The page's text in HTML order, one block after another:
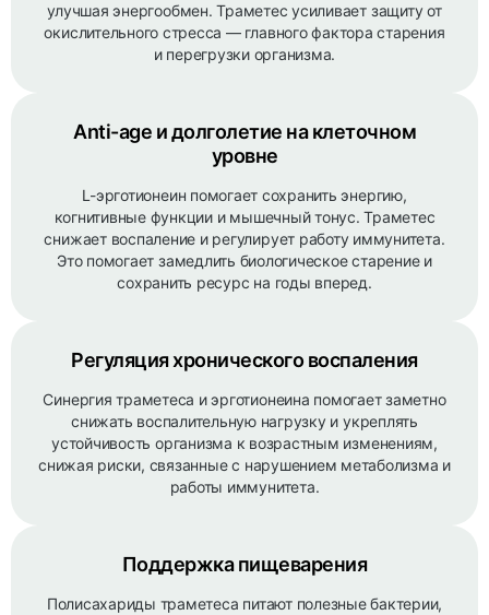
улучшая энергообмен. Траметес усиливает защиту от
окислительного стресса — главного фактора старения
и перегрузки организма.
Anti-age и долголетие на клеточном
уровне
L-эрготионеин помогает сохранить энергию,
когнитивные функции и мышечный тонус. Траметес
снижает воспаление и регулирует работу иммунитета.
Это помогает замедлить биологическое старение и
сохранить ресурс на годы вперед.
Регуляция хронического воспаления
Синергия траметеса и эрготионеина помогает заметно
снижать воспалительную нагрузку и укреплять
устойчивость организма к возрастным изменениям,
снижая риски, связанные с нарушением метаболизма и
работы иммунитета.
Поддержка пищеварения
Полисахариды траметеса питают полезные бактерии,